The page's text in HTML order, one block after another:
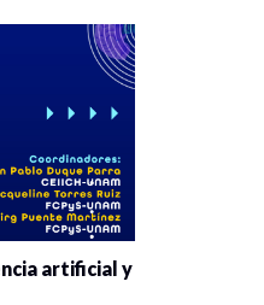
artificial y